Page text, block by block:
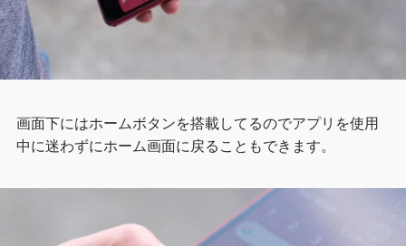
画面下にはホームボタンを搭載してるのでアプリを使用
中に迷わずにホーム画面に戻ることもできます。